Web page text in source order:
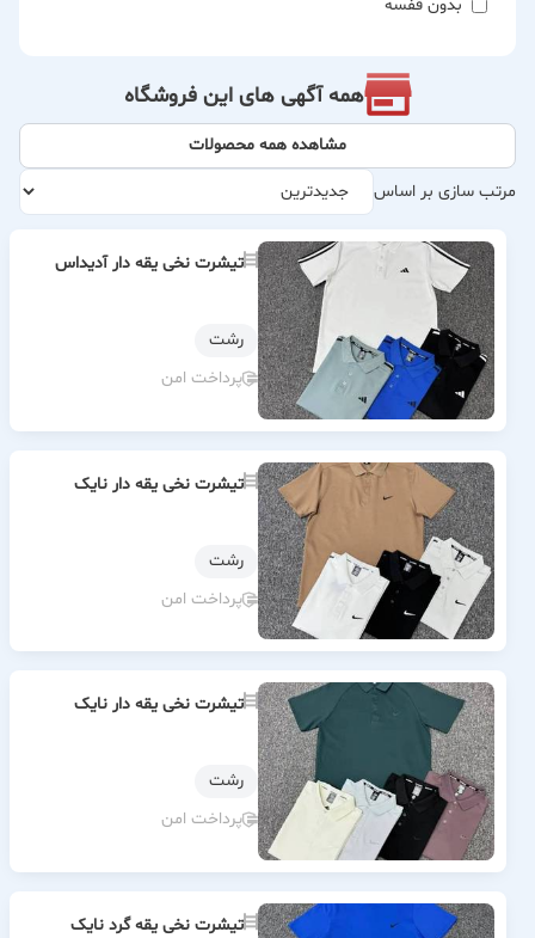
بدون قفسه
همه آگهی های این فروشگاه
مشاهده همه محصولات
مرتب سازی بر اساس
تیشرت نخی یقه دار آدیداس
رشت
پرداخت امن
تیشرت نخی یقه دار نایک
رشت
پرداخت امن
تیشرت نخی یقه دار نایک
رشت
پرداخت امن
تیشرت نخی یقه گرد نایک